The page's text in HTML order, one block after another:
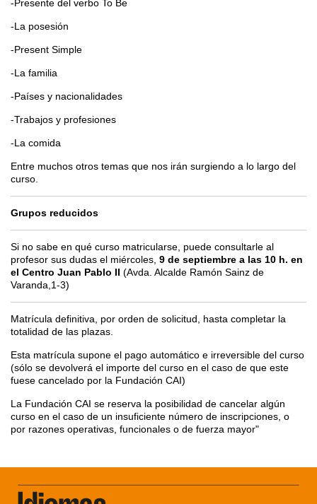
-Presente del verbo To Be
-La posesión
-Present Simple
-La familia
-Países y nacionalidades
-Trabajos y profesiones
-La comida
Entre muchos otros temas que nos irán surgiendo a lo largo del
curso.
Grupos reducidos
Si no sabe en qué curso matricularse, puede consultarle al
profesor sus dudas el miércoles, 9 de septiembre a las 10 h. en
el Centro Juan Pablo II (Avda. Alcalde Ramón Sainz de
Varanda,1-3)
Matrícula definitiva, por orden de solicitud, hasta completar la
totalidad de las plazas.
Esta matrícula supone el pago automático e irreversible del curso
(sólo se devolverá el importe del curso en el caso de que este
fuese cancelado por la Fundación CAI)
La Fundación CAI se reserva la posibilidad de cancelar algún
curso en el caso de un insuficiente número de inscripciones, o
por razones operativas, funcionales o de fuerza mayor"